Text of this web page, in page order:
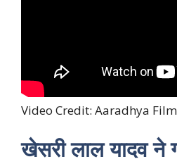
Video Credit: Aaradhya
खेसरी लाल यादव ने